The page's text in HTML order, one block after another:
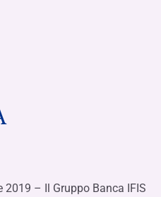
2019 – Il Gruppo Banca IFIS